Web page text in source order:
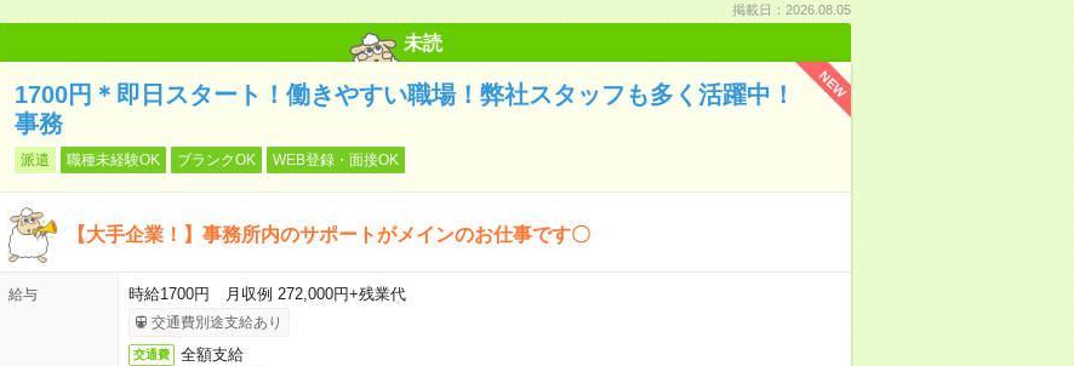
掲載日：2026.08.05
未読
NEW
1700円＊即日スタート！働きやすい職場！弊社スタッフも多く活躍中！
事務
派遣 職種未経験OK ブランクOK WEB登録・面接OK
【大手企業！】事務所内のサポートがメインのお仕事です〇
給与 時給1700円 月収例 272,000円+残業代
交通費別途支給あり
交通費 全額支給